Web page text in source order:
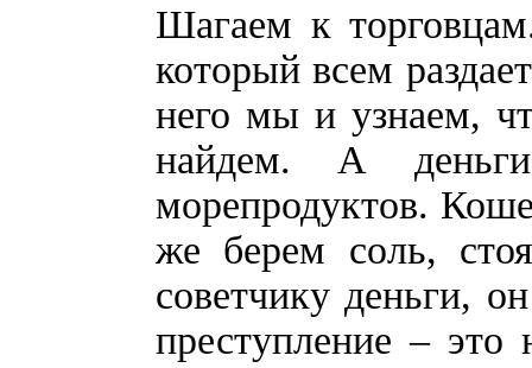
Шагаем к
который всем
него мы и узнаем,
найдем. А
морепродуктов.
же берем соль,
советчику деньги,
преступление –